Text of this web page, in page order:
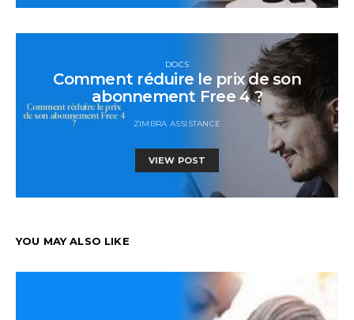
DOCS
Comment réduire le prix de son
abonnement Free 4 ?
ZIMBRA ASSISTANCE
VIEW POST
YOU MAY ALSO LIKE